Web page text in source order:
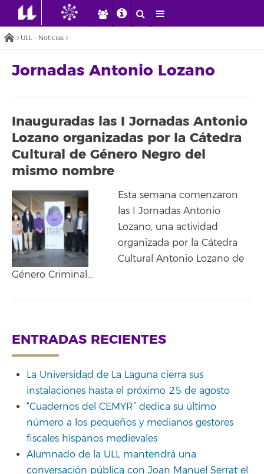
ULL - Noticias
Jornadas Antonio Lozano
Inauguradas las I Jornadas Antonio
Lozano organizadas por la Cátedra
Cultural de Género Negro del
mismo nombre
Esta semana comenzaron
las I Jornadas Antonio
Lozano, una actividad
organizada por la Cátedra
Cultural Antonio Lozano de
Género Criminal…
ENTRADAS RECIENTES
La Universidad de La Laguna cierra sus
instalaciones hasta el próximo 25 de agosto
“Cuadernos del CEMYR” dedica su último
número a los pequeños y medianos gestores
fiscales hispanos medievales
Alumnado de la ULL mantendrá una
conversación pública con Joan Manuel Serrat el